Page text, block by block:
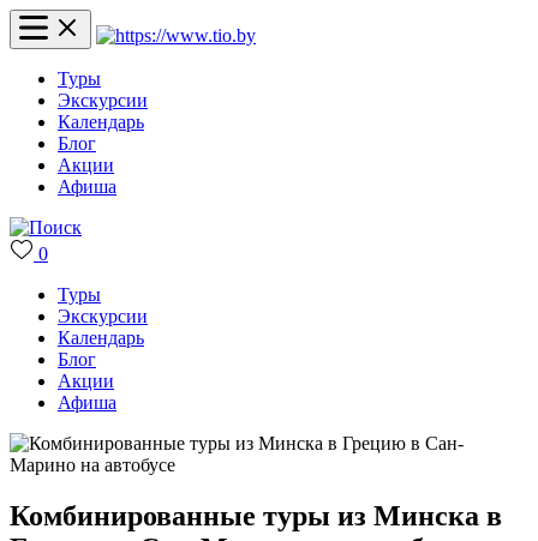
Туры
Экскурсии
Календарь
Блог
Акции
Афиша
0
Туры
Экскурсии
Календарь
Блог
Акции
Афиша
Комбинированные туры из Минска в